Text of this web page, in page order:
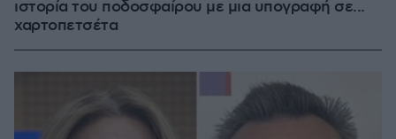
ιστορία του ποδοσφαίρου με μια υπογραφή σε...
χαρτοπετσέτα